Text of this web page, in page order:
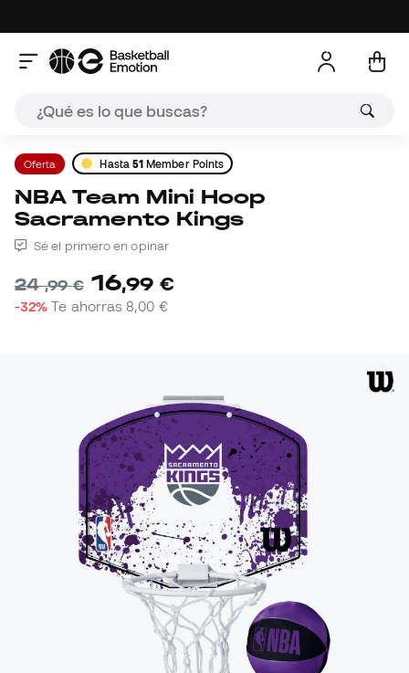
Oferta Hasta 51 Member Points
NBA Team Mini Hoop
Sacramento Kings
Sé el primero en opinar
24,99 € 16,99 €
-32% Te ahorras8,00 €